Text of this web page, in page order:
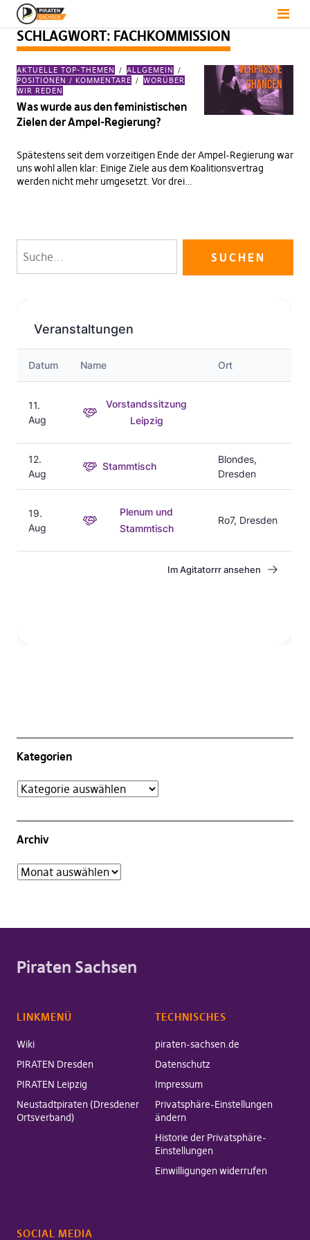
SCHLAGWORT: FACHKOMMISSION
AKTUELLE TOP-THEMEN
ALLGEMEIN
POSITIONEN / KOMMENTARE
WORÜBER
WIR REDEN
Was wurde aus den feministischen
Zielen der Ampel-Regierung?
Spätestens seit dem vorzeitigen Ende der Ampel-Regierung war
uns wohl allen klar: Einige Ziele aus dem Koalitionsvertrag
werden nicht mehr umgesetzt. Vor drei…
Kategorien
Archiv
Piraten Sachsen
LINKMENÜ
Wiki
PIRATEN Dresden
PIRATEN Leipzig
Neustadtpiraten (Dresdener
Ortsverband)
TECHNISCHES
piraten-sachsen.de
Datenschutz
Impressum
Privatsphäre-Einstellungen
ändern
Historie der Privatsphäre-
Einstellungen
Einwilligungen widerrufen
SOCIAL MEDIA